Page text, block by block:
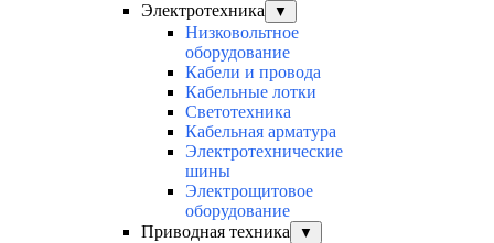
Электротехника ▼
Низковольтное
оборудование
Кабели и провода
Кабельные лотки
Светотехника
Кабельная арматура
Электротехнические
шины
Электрощитовое
оборудование
Приводная техника
▼